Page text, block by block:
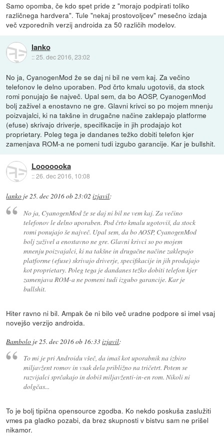
Samo opomba, če kdo spet pride z "morajo podpirati toliko
različnega hardvera". Tule "nekaj prostovoljcev" mesečno izdaja
več vzporednih verzij androida za 50 različih modelov.
lanko
::25. dec 2016, 23:02
No ja, CyanogenMod že se daj ni bil ne vem kaj. Za večino
telefonov le delno uporaben. Pod črto kmalu ugotoviš, da stock
romi ponujajo še največ. Upal sem, da bo AOSP, CyanogenMod
bolj zaživel a enostavno ne gre. Glavni krivci so po mojem mnenju
poizvajalci, ki na takšne in drugačne načine zaklepajo platforme
(efuse) skrivajo driverje, specifikacije in jih prodajajo kot
proprietary. Poleg tega je dandanes težko dobiti telefon kjer
zamenjava ROM-a ne pomeni tudi izgubo garancije. Kar je bullshit.
Looooooka
::26. dec 2016, 10:08
lanko je25. dec 2016 ob 23:02 izjavil:
No ja, CyanogenMod že se daj ni bil ne vem kaj. Za večino
telefonov le delno uporaben. Pod črto kmalu ugotoviš, da stock
romi ponujajo še največ. Upal sem, da bo AOSP, CyanogenMod
bolj zaživel a enostavno ne gre. Glavni krivci so po mojem
mnenju poizvajalci, ki na takšne in drugačne načine zaklepajo
platforme (efuse) skrivajo driverje, specifikacije in jih prodajajo
kot proprietary. Poleg tega je dandanes težko dobiti telefon kjer
zamenjava ROM-a ne pomeni tudi izgubo garancije. Kar je
bullshit.
Hiter ravno ni bil. Ampak če ni bilo več uradne podpore si imel vsaj
novejšo verzijo androida.
Bambolo je25. dec 2016 ob 16:33izjavil:
To mi je pri Androidu všeč, da imaš kot uporabnik na izbiro
miljavžent romov in vsak dela približno na tričetrt. Potem se
razvijalci sprčakajo in dobiš miljavženti-in-en rom. Nikoli ni
dolgčas...
To je bolj tipična opensource zgodba. Ko nekdo poskuša zaslužiti
vmes pa gladko pozabi, da brez skupnosti v bistvu sam ne prišel
nikamor.